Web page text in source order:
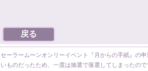
セーラームーンオンリーイベント『月からの手紙』の
いものだったため、一度は抽選で落選してしまったの